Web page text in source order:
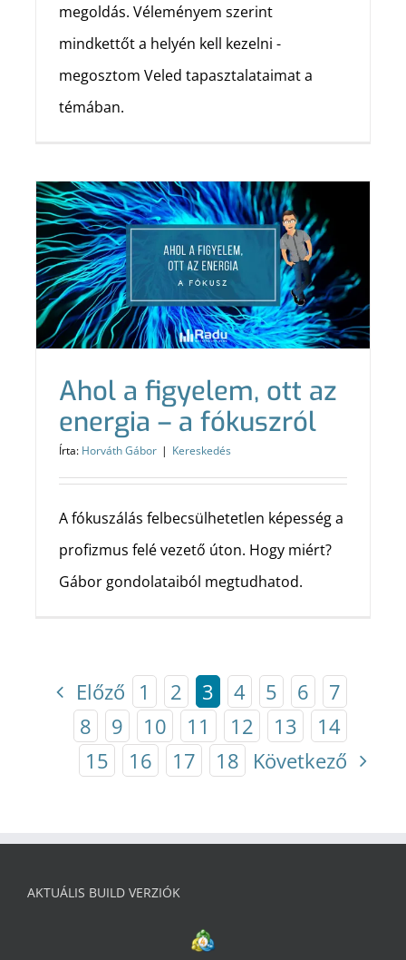
megoldás. Véleményem szerint
mindkettőt a helyén kell kezelni -
megosztom Veled tapasztalataimat a
témában.
Ahol a figyelem, ott az
energia – a fókuszról
Írta: Horváth Gábor | Kereskedés
A fókuszálás felbecsülhetetlen képesség a
profizmus felé vezető úton. Hogy miért?
Gábor gondolataiból megtudhatod.
Előző 1 2 3 4 5 6
7
8
9 10 11 12 13
14
15
16 17 18 Következő
AKTUÁLIS BUILD VERZIÓK